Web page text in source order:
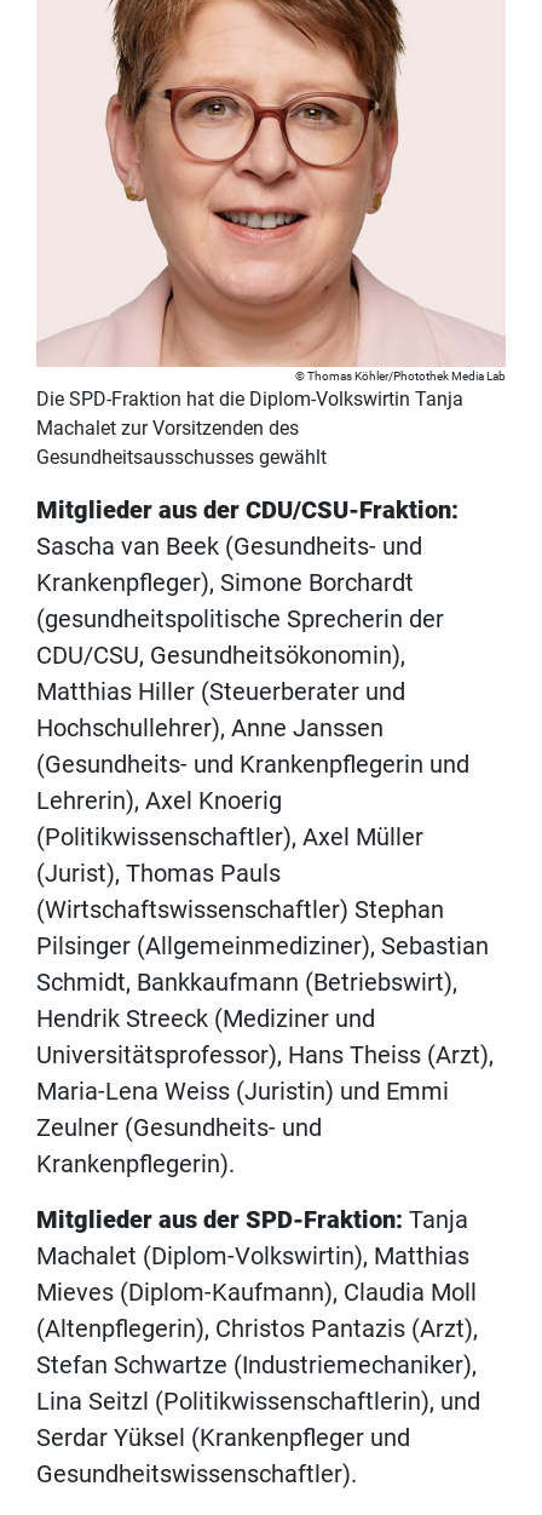
Thomas Köhler/Photothek Media Lab
Die SPD-Fraktion hat die Diplom-Volkswirtin Tanja
Machalet zur Vorsitzenden des
Gesundheitsausschusses gewählt
Mitglieder aus der CDU/CSU-Fraktion:
Sascha van Beek (Gesundheits- und
Krankenpfleger), Simone Borchardt
(gesundheitspolitische Sprecherin der
CDU/CSU, Gesundheitsökonomin),
Matthias Hiller (Steuerberater und
Hochschullehrer), Anne Janssen
(Gesundheits- und Krankenpflegerin und
Lehrerin), Axel Knoerig
(Politikwissenschaftler), Axel Müller
(Jurist), Thomas Pauls
(Wirtschaftswissenschaftler) Stephan
Pilsinger (Allgemeinmediziner), Sebastian
Schmidt, Bankkaufmann (Betriebswirt),
Hendrik Streeck (Mediziner und
Universitätsprofessor), Hans Theiss (Arzt),
Maria-Lena Weiss (Juristin) und Emmi
Zeulner (Gesundheits- und
Krankenpflegerin).
Mitglieder aus der SPD-Fraktion: Tanja
Machalet (Diplom-Volkswirtin), Matthias
Mieves (Diplom-Kaufmann), Claudia Moll
(Altenpflegerin), Christos Pantazis (Arzt),
Stefan Schwartze (Industriemechaniker),
Lina Seitzl (Politikwissenschaftlerin), und
Serdar Yüksel (Krankenpfleger und
Gesundheitswissenschaftler).